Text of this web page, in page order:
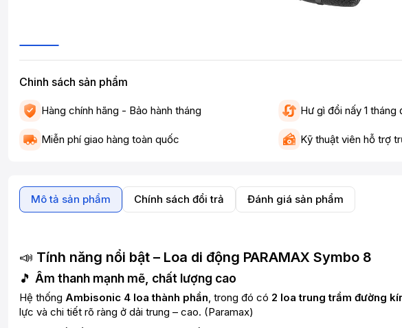
Chinh sách sản phẩm
Hàng chính hãng - Bảo hành tháng Hư gì đổi nấy 1 tháng
Miễn phí giao hàng toàn quốc Kỹ thuật viên hỗ trợ
Mô tả sản phẩm Chính sách đổi trả Đánh giá sản phẩm
📣 Tính năng nổi bật – Loa di động PARAMAX Symbo 8
🎵 Âm thanh mạnh mẽ, chất lượng cao
Hệ thống Ambisonic 4 loa thành phần , trong đó có 2 loa trung trầm đường
lực và chi tiết rõ ràng ở dải trung – cao. (Paramax)